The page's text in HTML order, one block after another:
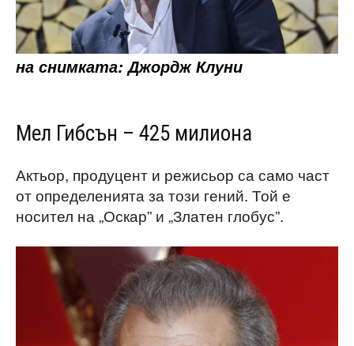
на снимката: Джордж Клуни
Мел Гибсън – 425 милиона
Актьор, продуцент и режисьор са само част
от определенията за този гений. Той е
носител на „Оскар” и „Златен глобус”.